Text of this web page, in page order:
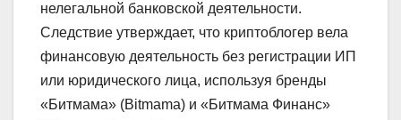
нелегальной банковской деятельности.
Следствие утверждает, что криптоблогер вела
финансовую деятельность без регистрации ИП
или юридического лица, используя бренды
«Битмама» (Bitmama) и «Битмама Финанс»